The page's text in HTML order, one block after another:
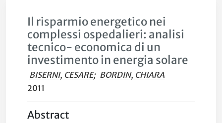
Il risparmio energetico nei
complessi ospedalieri: analisi
tecnico- economica di un
investimento in energia solare
BISERNI, CESARE; BORDIN, CHIARA
2011
Abstract